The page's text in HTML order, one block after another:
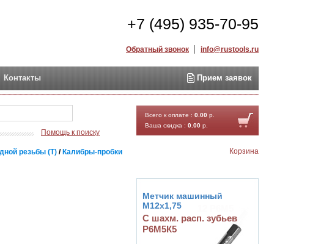
+7 (495) 935-70-95
Обратный звонок info@rustools.ru
Контакты Прием заявок
Помощь к поиску
Всего к оплате : 0.00 р.
Ваша скидка : 0.00 р.
Корзина
резьбы (T) / Калибры-пробки
Метчик машинный
М12х1,75
С шахм. расп. зубьев
Р6М5К5